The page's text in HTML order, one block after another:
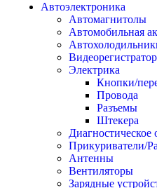
Автоэлектроника
Автомагнитолы
Автомобильная
Электрика
Кнопки/
Провода
Разъемы
Штекера
Диагностическое
Прикуриватели/
Антенны
Вентиляторы
Зарядные